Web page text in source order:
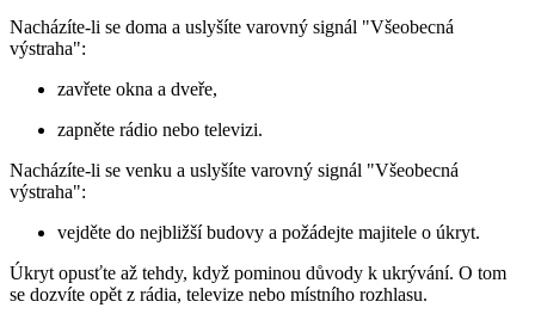
Nacházíte-li se doma a uslyšíte varovný signál "Všeobecná
výstraha":
zavřete okna a dveře,
zapněte rádio nebo televizi.
Nacházíte-li se venku a uslyšíte varovný signál "Všeobecná
výstraha":
vejděte do nejbližší budovy a požádejte majitele o úkryt.
Úkryt opusťte až tehdy, když pominou důvody k ukrývání. O tom
se dozvíte opět z rádia, televize nebo místního rozhlasu.